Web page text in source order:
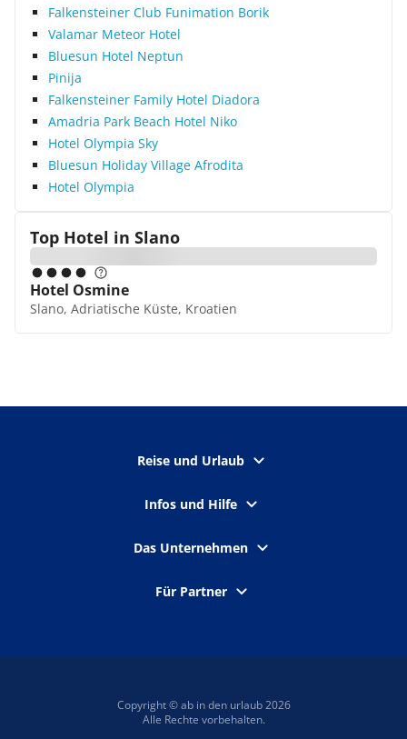
Falkensteiner Club Funimation Borik
Valamar Meteor Hotel
Bluesun Hotel Neptun
Pinija
Falkensteiner Family Hotel Diadora
Amadria Park Beach Hotel Niko
Hotel Olympia Sky
Bluesun Holiday Village Afrodita
Hotel Olympia
Top Hotel in Slano
Hotel Osmine
Slano, Adriatische Küste, Kroatien
Reise und Urlaub
Infos und Hilfe
Das Unternehmen
Für Partner
Copyright © ab in den urlaub 2026
Alle Rechte vorbehalten.